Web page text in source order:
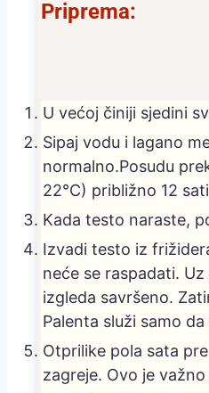
Priprema:
U većoj činiji sjedini
Sipaj vodu i lagano
normalno.Posudu
22°C) približno 12
Kada testo naraste,
Izvadi testo iz
neće se raspadati.
izgleda savršeno.
Palenta služi samo
Otprilike pola sata
zagreje. Ovo je